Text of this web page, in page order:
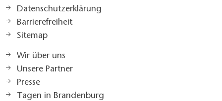
Datenschutzerklärung
Barrierefreiheit
Sitemap
Wir über uns
Unsere Partner
Presse
Tagen in Brandenburg